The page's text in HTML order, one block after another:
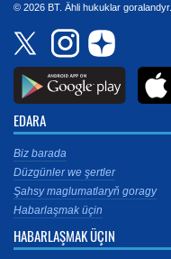
© 2026 BT. Ähli hukuklar goralandyr.
EDARA
Biz barada
Düzgünler we şertler
Şahsy maglumatlaryň goragy
Habarlaşmak üçin
HABARLAŞMAK ÜÇIN